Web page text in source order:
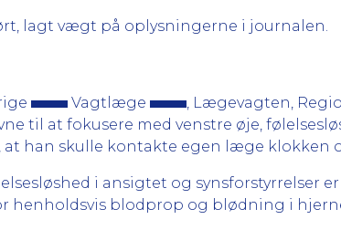
lagt vægt på oplysningerne i journalen.
Vagtlæge , Lægevagten,
til at fokusere med venstre øje,
han skulle kontakte egen læge klokken
i ansigtet og synsforstyrrelser
henholdsvis blodprop og blødning i